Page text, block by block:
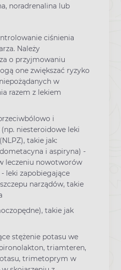
noradrenalina lub
ciśnienia
Należy
o przyjmowaniu
one zwiększać ryzyko
w
razem z lekiem
i
niesteroidowe leki
takie jak:
i aspiryna) -
leczeniu nowotworów
leki zapobiegające
narządów, takie
takie jak
stężenie potasu we
triamteren,
trimetoprym w